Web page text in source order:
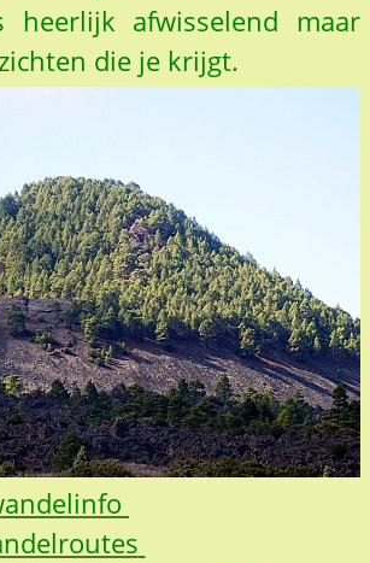
heerlijk afwisselend maar
die je krijgt.